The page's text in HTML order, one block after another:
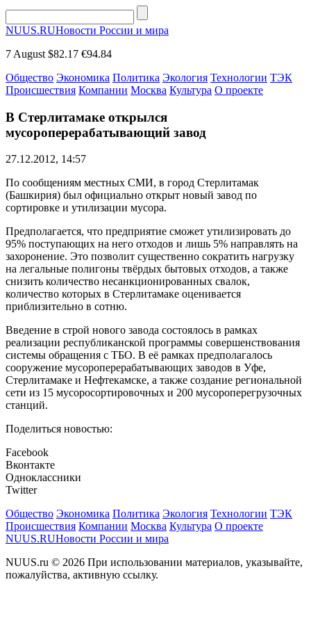
NUUS.RUНовости России и мира
7 August $82.17 €94.84
Общество Экономика Политика Экология Технологии ТЭК
Происшествия Компании Москва Культура О проекте
В Стерлитамаке открылся
мусороперерабатывающий завод
27.12.2012, 14:57
По сообщениям местных СМИ, в город Стерлитамак
(Башкирия) был официально открыт новый завод по
сортировке и утилизации мусора.
Предполагается, что предприятие сможет утилизировать до
95% поступающих на него отходов и лишь 5% направлять на
захоронение. Это позволит существенно сократить нагрузку
на легальные полигоны твёрдых бытовых отходов, а также
снизить количество несанкционированных свалок,
количество которых в Стерлитамаке оценивается
приблизительно в сотню.
Введение в строй нового завода состоялось в рамках
реализации республиканской программы совершенствования
системы обращения с ТБО. В её рамках предполагалось
сооружение мусороперерабатывающих заводов в Уфе,
Стерлитамаке и Нефтекамске, а также создание региональной
сети из 15 мусоросортировочных и 200 мусороперегрузочных
станций.
Поделиться новостью:
Facebook
Вконтакте
Одноклассники
Twitter
Общество Экономика Политика Экология Технологии ТЭК
Происшествия Компании Москва Культура О проекте
NUUS.RUНовости России и мира
NUUS.ru © 2026 При использовании материалов, указывайте,
пожалуйства, активную ссылку.